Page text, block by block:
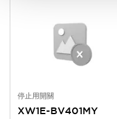
停止用開關
XW1E-BV401MY